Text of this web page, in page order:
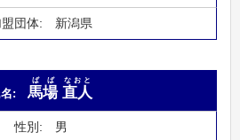
新潟県
馬場
ばば
直人
なおと
男